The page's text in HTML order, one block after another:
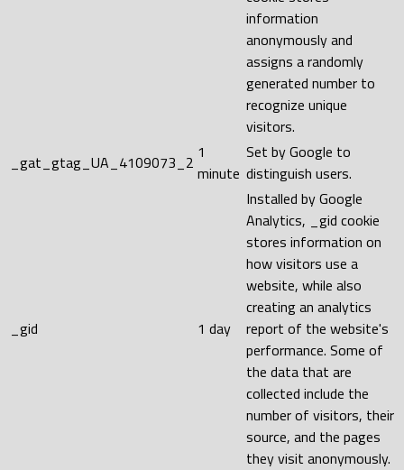
information
anonymously and
assigns a randomly
generated number to
recognize unique
visitors.
_gat_gtag_UA_4109073_2 1
minute
Set by Google to
distinguish users.
_gid 1 day
Installed by Google
Analytics, _gid cookie
stores information on
how visitors use a
website, while also
creating an analytics
report of the website's
performance. Some of
the data that are
collected include the
number of visitors, their
source, and the pages
they visit anonymously.